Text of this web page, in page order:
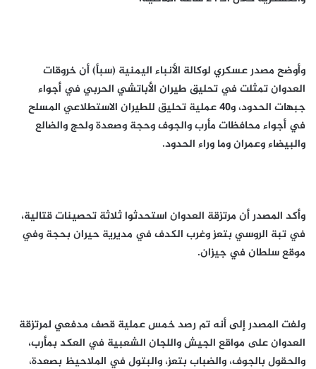
وأوضح مصدر عسكري لوكالة الأنباء اليمنية (سبأ) أن خروقات
العدوان تمثلت في تحليق طيران الأباتشي الحربي في أجواء
جبهات الحدود، و40 عملية تحليق للطيران الاستطلاعي المسلح
في أجواء محافظات مأرب والجوف وحجة وصعدة ولحج والضالع
والبيضاء وعمران وما وراء الحدود.
وأكد المصدر أن مرتزقة العدوان استحدثوا ثلاثة تحصينات قتالية،
في تبة الروسي بتعز وغرب الكدف في مديرية حيران بحجة وفي
موقع سلطان في جيزان.
ولفت المصدر إلى أنه تم رصد خمس عملية قصف مدفعي لمرتزقة
العدوان على مواقع الجيش واللجان الشعبية في العكد بمأرب،
والحقول بالجوف، والضباب بتعز، والبتول في الملاحيظ بصعدة،